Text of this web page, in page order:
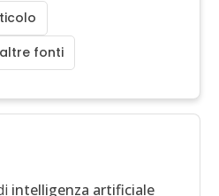
fonti
intelligenza artificiale